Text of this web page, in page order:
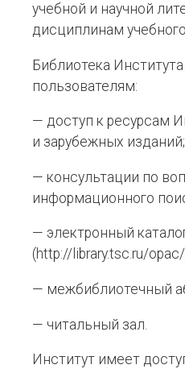
учебной и научной
дисциплинам
Библиотека
пользователям:
— доступ к ресурсам
и зарубежных изданий;
— консультации по
информационного
— электронный
(http://library.tsc.ru/opac/
— межбиблиотечный
— читальный зал.
Институт имеет